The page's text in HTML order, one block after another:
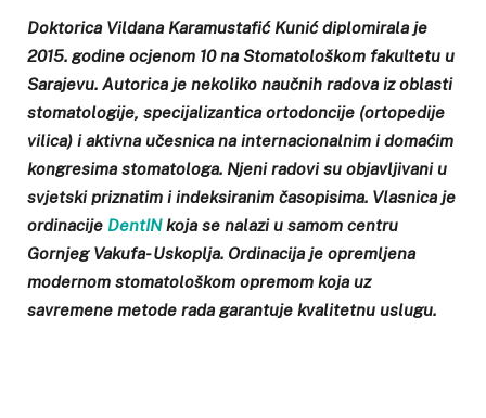
Doktorica Vildana Karamustafić Kunić diplomirala je
2015. godine ocjenom 10 na Stomatološkom fakultetu u
Sarajevu. Autorica je nekoliko naučnih radova iz oblasti
stomatologije, specijalizantica ortodoncije (ortopedije
vilica) i aktivna učesnica na internacionalnim i domaćim
kongresima stomatologa. Njeni radovi su objavljivani u
svjetski priznatim i indeksiranim časopisima. Vlasnica je
ordinacije DentINkoja se nalazi u samom centru
Gornjeg Vakufa- Uskoplja. Ordinacija je opremljena
modernom stomatološkom opremom koja uz
savremene metode rada garantuje kvalitetnu uslugu.